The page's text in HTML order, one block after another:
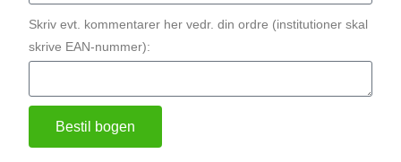
Skriv evt. kommentarer her vedr. din ordre (institutioner skal
skrive EAN-nummer):
Bestil bogen